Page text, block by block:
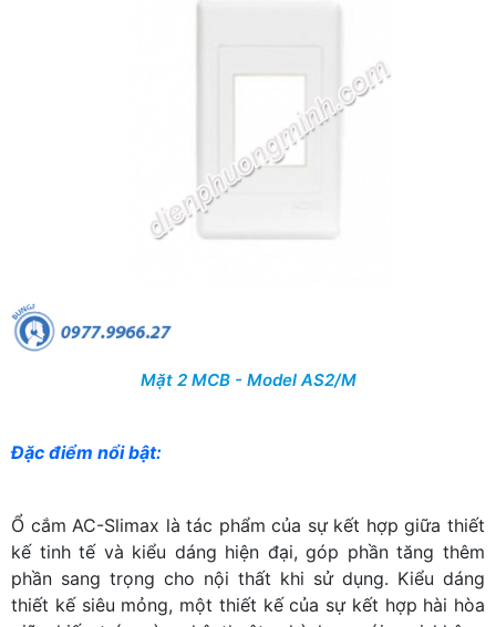
Mặt 2 MCB - Model AS2/M
Đặc điểm nổi bật:
Ổ cắm AC-Slimax là tác phẩm của sự kết hợp giữa thiết
kế tinh tế và kiểu dáng hiện đại, góp phần tăng thêm
phần sang trọng cho nội thất khi sử dụng. Kiểu dáng
thiết kế siêu mỏng, một thiết kế của sự kết hợp hài hòa